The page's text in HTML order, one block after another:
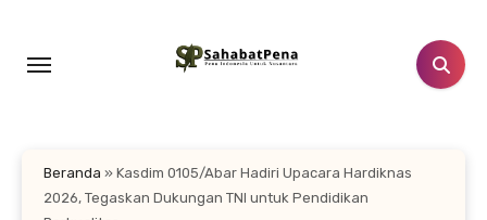
konten
Beranda » Kasdim 0105/Abar Hadiri Upacara Hardiknas
2026, Tegaskan Dukungan TNI untuk Pendidikan